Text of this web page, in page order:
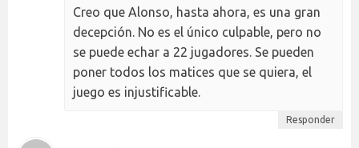
Creo que Alonso, hasta ahora, es una gran
decepción. No es el único culpable, pero no
se puede echar a 22 jugadores. Se pueden
poner todos los matices que se quiera, el
juego es injustificable.
Responder